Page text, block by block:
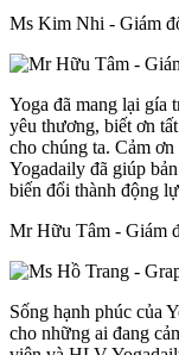
Ms Kim Nhi - Giám
Yoga đã mang lại gía
yêu thương, biết ơn
cho chúng ta. Cảm
Yogadaily đã giúp
biến đổi thành động
Mr Hữu Tâm - Giám
Sống hạnh phúc của
cho những ai đang